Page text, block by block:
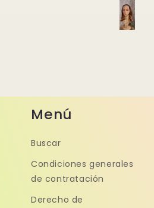
Menú
Buscar
Condiciones generales
de contratación
Derecho de